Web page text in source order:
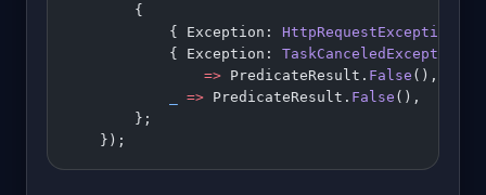
        {
            { Exception:
HttpRequestException
            { Exception:
TaskCanceledException
                =>
PredicateResult. False (),
=> PredicateResult. False (),
        };
    });